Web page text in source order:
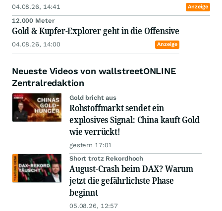
04.08.26, 14:41 Anzeige
12.000 Meter
Gold & Kupfer-Explorer geht in die Offensive
04.08.26, 14:00 Anzeige
Neueste Videos von wallstreetONLINE
Zentralredaktion
Gold bricht aus
Rohstoffmarkt sendet ein
explosives Signal: China kauft Gold
wie verrückt!
gestern 17:01
Short trotz Rekordhoch
August-Crash beim DAX? Warum
jetzt die gefährlichste Phase
beginnt
05.08.26, 12:57